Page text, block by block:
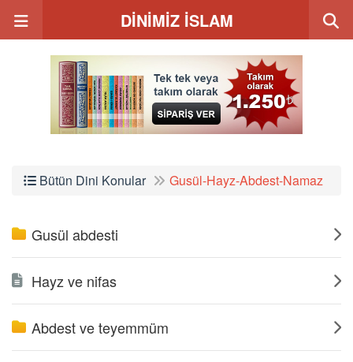
DİNİMİZ İSLAM
Bütün Dini Konular Gusül-Hayz-Abdest-Namaz
Gusül abdesti
Hayz ve nifas
Abdest ve teyemmüm